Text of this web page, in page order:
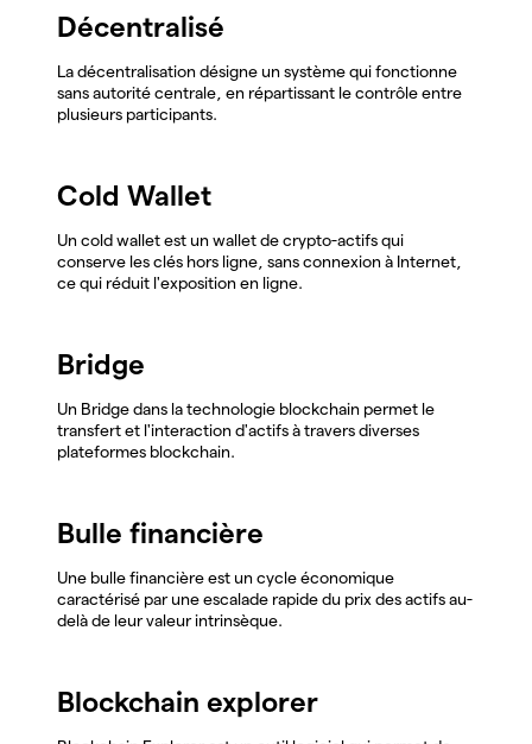
Décentralisé
La décentralisation désigne un système qui fonctionne
sans autorité centrale, en répartissant le contrôle entre
plusieurs participants.
Cold Wallet
Un cold wallet est un wallet de crypto-actifs qui
conserve les clés hors ligne, sans connexion à Internet,
ce qui réduit l'exposition en ligne.
Bridge
Un Bridge dans la technologie blockchain permet le
transfert et l'interaction d'actifs à travers diverses
plateformes blockchain.
Bulle financière
Une bulle financière est un cycle économique
caractérisé par une escalade rapide du prix des actifs au-
delà de leur valeur intrinsèque.
Blockchain explorer